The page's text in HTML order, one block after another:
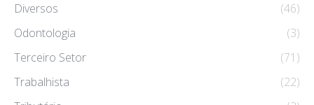
Diversos
(46)
Odontologia
(3)
Terceiro Setor
(71)
Trabalhista
(22)